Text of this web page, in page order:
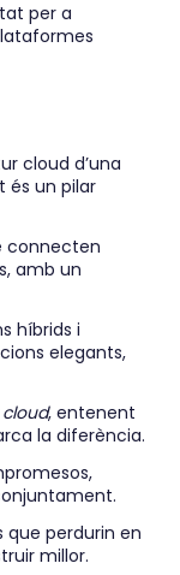
per a
cloud d’una
és un pilar
connecten
amb un
híbrids i
elegants,
, entenent
la diferència.
que perdurin en
millor.